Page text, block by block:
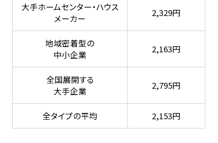
大手ホームセンター・ハウス
メーカー
2,329円
地域密着型の
中小企業
2,163円
全国展開する
大手企業
2,795円
全タイプの平均 2,153円